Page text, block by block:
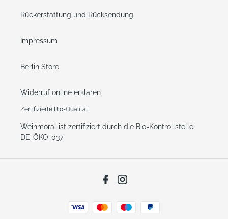
Rückerstattung und Rücksendung
Impressum
Berlin Store
Widerruf online erklären
Zertifizierte Bio-Qualität
Weinmoral ist zertifiziert durch die Bio-Kontrollstelle:
DE-ÖKO-037
Facebook
Zahlungsarten